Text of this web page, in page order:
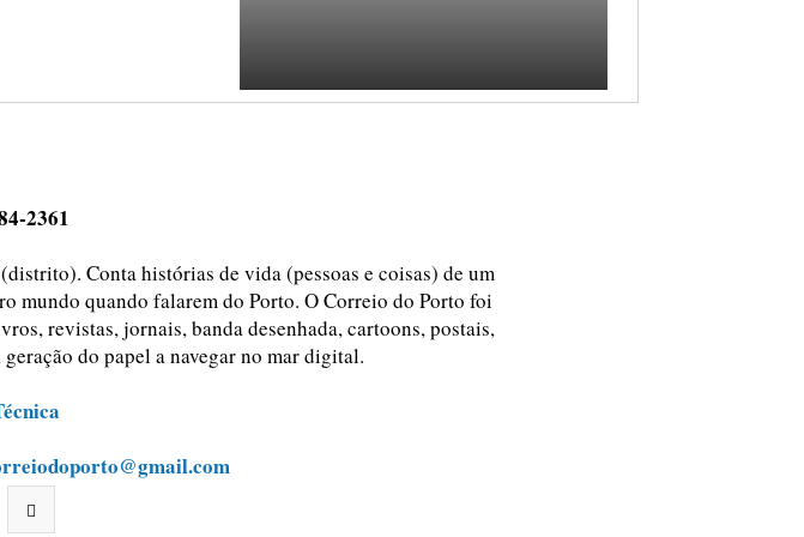
2361
Conta histórias de vida (pessoas e coisas) de um
quando falarem do Porto. O Correio do Porto foi
revistas, jornais, banda desenhada, cartoons, postais,
do papel a navegar no mar digital.